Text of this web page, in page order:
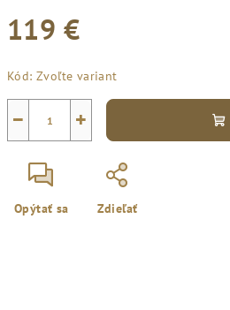
119 €
cena:
Kód: Zvoľte variant
+
−
Opýtať sa Zdieľať